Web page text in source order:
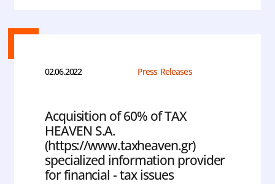
02.06.2022 Press Releases
Acquisition of 60% of TAX
HEAVEN S.A.
(https://www.taxheaven.gr)
specialized information provider
for financial - tax issues